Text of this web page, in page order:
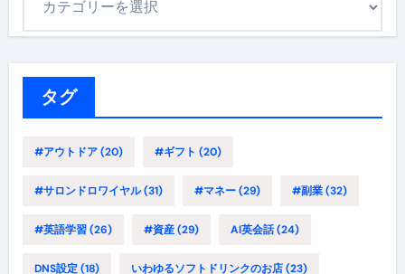
タグ
#アウトドア(20) #ギフト (20)
#サロンドロワイヤル(31) #マネー(29) #副業(32)
#英語学習(26) #資産(29) AI英会話(24)
DNS設定(18) いわゆるソフトドリンクのお店(23)